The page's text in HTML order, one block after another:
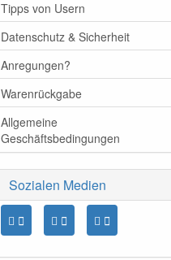
Tipps von Usern
Datenschutz & Sicherheit
Anregungen?
Warenrückgabe
Allgemeine
Geschäftsbedingungen
Sozialen Medien